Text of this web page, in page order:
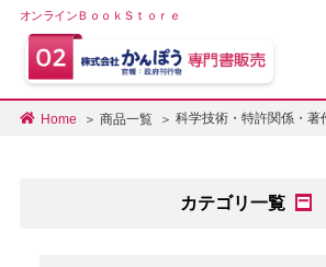
オンラインＢｏｏｋＳｔｏｒｅ
Home 商品一覧 科学技術・特許関係・著
カテゴリ一覧